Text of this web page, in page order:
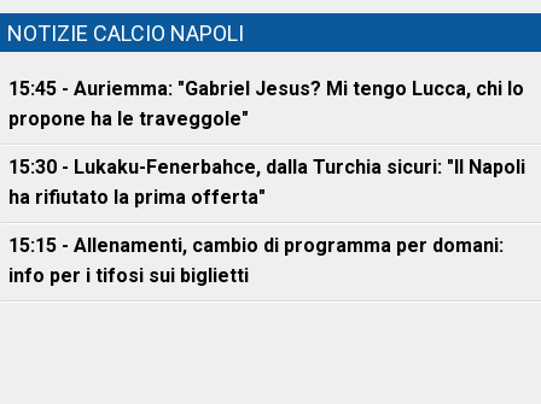
NOTIZIE CALCIO NAPOLI
15:45 - Auriemma: "Gabriel Jesus? Mi tengo Lucca, chi lo
propone ha le traveggole"
15:30 - Lukaku-Fenerbahce, dalla Turchia sicuri: "Il Napoli
ha rifiutato la prima offerta"
15:15 - Allenamenti, cambio di programma per domani:
info per i tifosi sui biglietti